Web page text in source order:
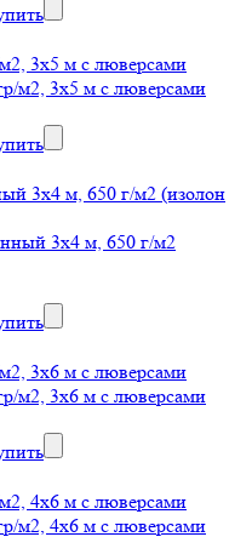
3х5 м с люверсами
3х4 м, 650 г/м2 (изолон
3х6 м с люверсами
4х6 м с люверсами